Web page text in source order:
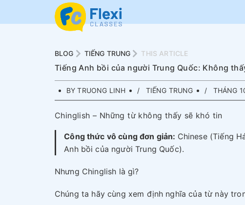
BLOG TIẾNG TRUNG THIS ARTICLE
Tiếng Anh bồi của người Trung Quốc: Không
BY TRUONG LINH TIẾNG TRUNG THÁNG
Chinglish – Những từ không thấy sẽ khó tin
Công thức vô cùng đơn giản: Chinese (Tiếng
Anh bồi của người Trung Quốc).
Nhưng Chinglish là gì?
Chúng ta hãy cùng xem định nghĩa của từ này